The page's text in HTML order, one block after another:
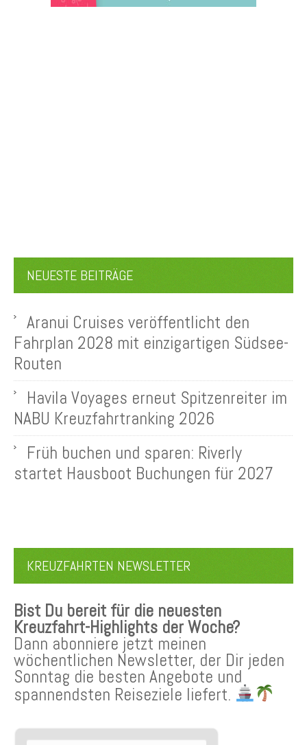
NEUESTE BEITRÄGE
Aranui Cruises veröffentlicht den
Fahrplan 2028 mit einzigartigen Südsee-
Routen
Havila Voyages erneut Spitzenreiter im
NABU Kreuzfahrtranking 2026
Früh buchen und sparen: Riverly
startet Hausboot Buchungen für 2027
KREUZFAHRTEN NEWSLETTER
Bist Du bereit für die neuesten
Kreuzfahrt-Highlights der Woche?
Dann abonniere jetzt meinen
wöchentlichen Newsletter, der Dir jeden
Sonntag die besten Angebote und
spannendsten Reiseziele liefert.